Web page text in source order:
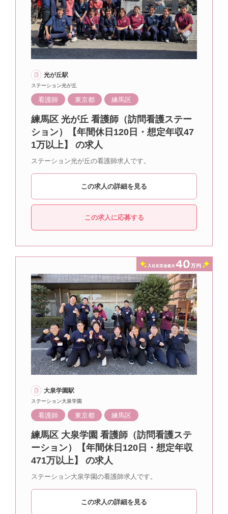
光が丘駅
ステーション光が丘
看護師 東京都 練馬区
練馬区 光が丘 看護師（訪問看護ステー
ション）【年間休日120日・想定年収47
1万以上】 の求人
ステーション光が丘の看護師求人です。
この求人の詳細を見る
この求人に応募する
大泉学園駅
ステーション大泉学園
看護師 東京都 練馬区
練馬区 大泉学園 看護師（訪問看護ステ
ーション）【年間休日120日・想定年収
471万以上】 の求人
ステーション大泉学園の看護師求人です。
この求人の詳細を見る